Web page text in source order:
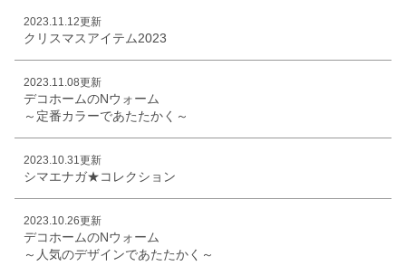
2023.11.12更新
クリスマスアイテム2023
2023.11.08更新
デコホームのNウォーム
～定番カラーであたたかく～
2023.10.31更新
シマエナガ★コレクション
2023.10.26更新
デコホームのNウォーム
～人気のデザインであたたかく～